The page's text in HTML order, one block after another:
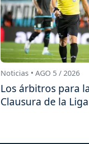
Noticias • AGO 5 / 2026
Los árbitros para
Clausura de la